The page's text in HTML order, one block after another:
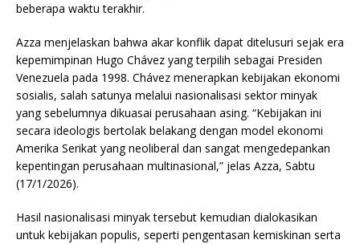
beberapa waktu terakhir.
Azza menjelaskan bahwa akar konflik dapat ditelusuri sejak era
kepemimpinan Hugo Chávez yang terpilih sebagai Presiden
Venezuela pada 1998. Chávez menerapkan kebijakan ekonomi
sosialis, salah satunya melalui nasionalisasi sektor minyak
yang sebelumnya dikuasai perusahaan asing. “Kebijakan ini
secara ideologis bertolak belakang dengan model ekonomi
Amerika Serikat yang neoliberal dan sangat mengedepankan
kepentingan perusahaan multinasional,” jelas Azza, Sabtu
(17/1/2026).
Hasil nasionalisasi minyak tersebut kemudian dialokasikan
untuk kebijakan populis, seperti pengentasan kemiskinan serta